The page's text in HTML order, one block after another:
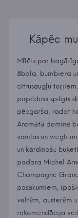
Kāpēc
Mīlēts par
ābola, bumbiera
citrusaugļu
papildina spilgts
pēcgarša, radot
Aromātā dominē
vaniļas un viegli
un kārdinošu
padara Michel
Champagne
pasākumiem,
veltēm, austerēm
rekomendācija